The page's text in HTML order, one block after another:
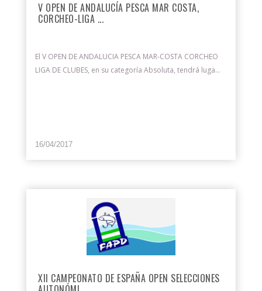
V OPEN DE ANDALUCÍA PESCA MAR COSTA,
CORCHEO-LIGA ...
El V OPEN DE ANDALUCIA PESCA MAR-COSTA CORCHEO
LIGA DE CLUBES, en su categoría Absoluta, tendrá luga...
16/04/2017
XII CAMPEONATO DE ESPAÑA OPEN SELECCIONES